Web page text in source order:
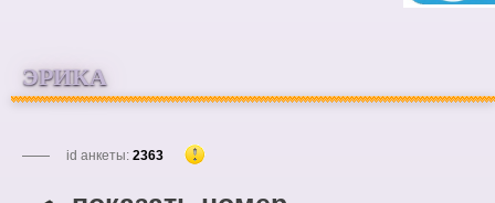
ЭРИКА
id анкеты: 2363